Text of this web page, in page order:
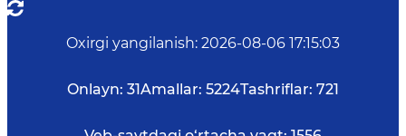
Oxirgi yangilanish: 2026-08-06 17:15:03
Onlayn: 31Amallar: 5224Tashriflar: 721